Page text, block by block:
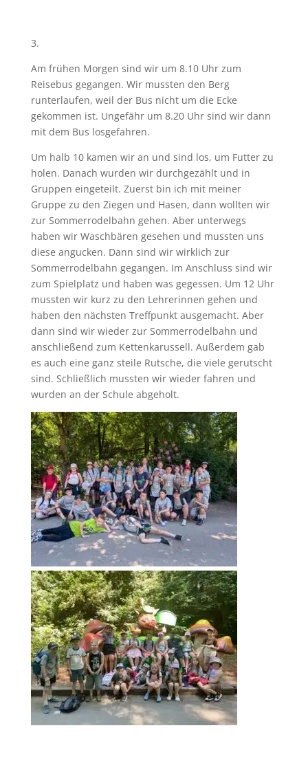
3.
Am frühen Morgen sind wir um 8.10 Uhr zum
Reisebus gegangen. Wir mussten den Berg
runterlaufen, weil der Bus nicht um die Ecke
gekommen ist. Ungefähr um 8.20 Uhr sind wir dann
mit dem Bus losgefahren.
Um halb 10 kamen wir an und sind los, um Futter zu
holen. Danach wurden wir durchgezählt und in
Gruppen eingeteilt. Zuerst bin ich mit meiner
Gruppe zu den Ziegen und Hasen, dann wollten wir
zur Sommerrodelbahn gehen. Aber unterwegs
haben wir Waschbären gesehen und mussten uns
diese angucken. Dann sind wir wirklich zur
Sommerrodelbahn gegangen. Im Anschluss sind wir
zum Spielplatz und haben was gegessen. Um 12 Uhr
mussten wir kurz zu den Lehrerinnen gehen und
haben den nächsten Treffpunkt ausgemacht. Aber
dann sind wir wieder zur Sommerrodelbahn und
anschließend zum Kettenkarussell. Außerdem gab
es auch eine ganz steile Rutsche, die viele gerutscht
sind. Schließlich mussten wir wieder fahren und
wurden an der Schule abgeholt.